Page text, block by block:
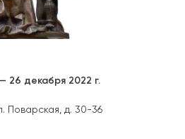
26 декабря 2022 г.
Поварская, д. 30-36